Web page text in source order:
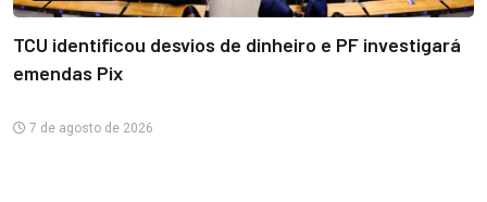
TCU identificou desvios de dinheiro e PF investigará
emendas Pix
7 de agosto de 2026